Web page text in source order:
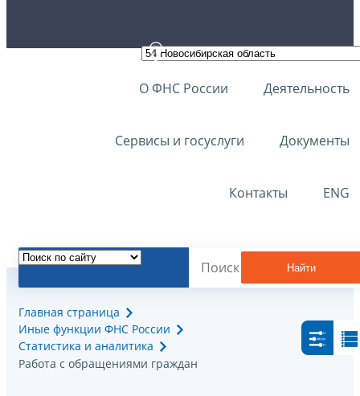
О ФНС России Деятельность
Сервисы и госуслуги Документы
Контакты ENG
Найти
Главная страница
Иные функции ФНС России
Статистика и аналитика
Работа с обращениями граждан